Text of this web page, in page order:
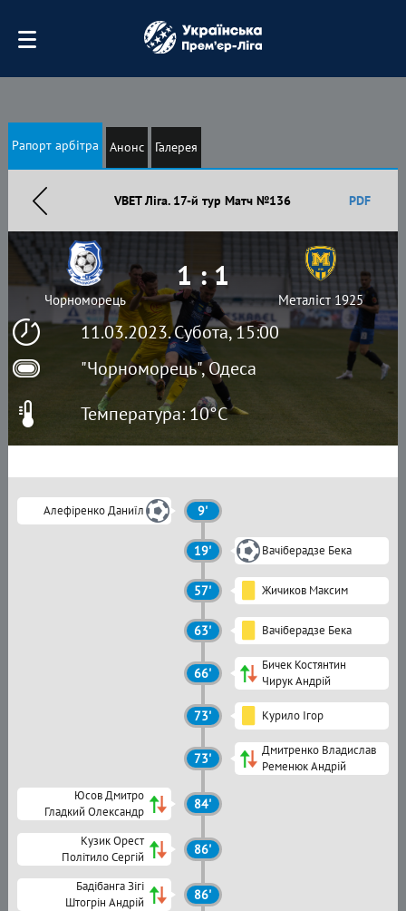
Рапорт арбітра Анонс Галерея
VBET Ліга. 17-й тур Матч №136 PDF
11.03.2023. Субота, 15:00
"Чорноморець", Одеса
Чорноморець
1 : 1
Металіст 1925
Температура: 10°C
Алефіренко Даниїл 9'
19' Вачіберадзе Бека
57' Жичиков Максим
63' Вачіберадзе Бека
66'
Бичек Костянтин
Чирук Андрій
73' Курило Ігор
73'
Дмитренко Владислав
Ременюк Андрій
Юсов Дмитро
Гладкий Олександр
84'
Кузик Орест
Політило Сергій
86'
Бадібанга Зігі
Штогрін Андрій
86'